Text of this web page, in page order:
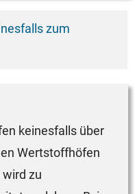
zum
keinesfalls über
Wertstoffhöfen
zu